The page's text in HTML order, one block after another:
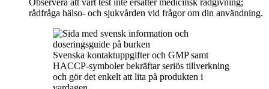
rådfråga hälso- och sjukvården vid frågor om din användning.
Svenska kontaktuppgifter och GMP samt
HACCP-symboler bekräftar seriös tillverkning
och gör det enkelt att lita på produkten i